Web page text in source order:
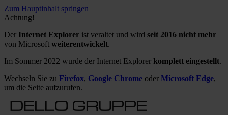
Zum Hauptinhalt springen
Achtung!
Der Internet Explorer ist veraltet und wird seit 2016 nicht mehr
von Microsoft weiterentwickelt.
Im Sommer 2022 wurde der Internet Explorer komplett eingestellt.
Wechseln Sie zu Firefox, Google Chrome oder Microsoft Edge,
um die Seite aufzurufen.